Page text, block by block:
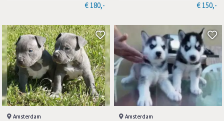
€ 180,- € 150,-
Amsterdam Amsterdam